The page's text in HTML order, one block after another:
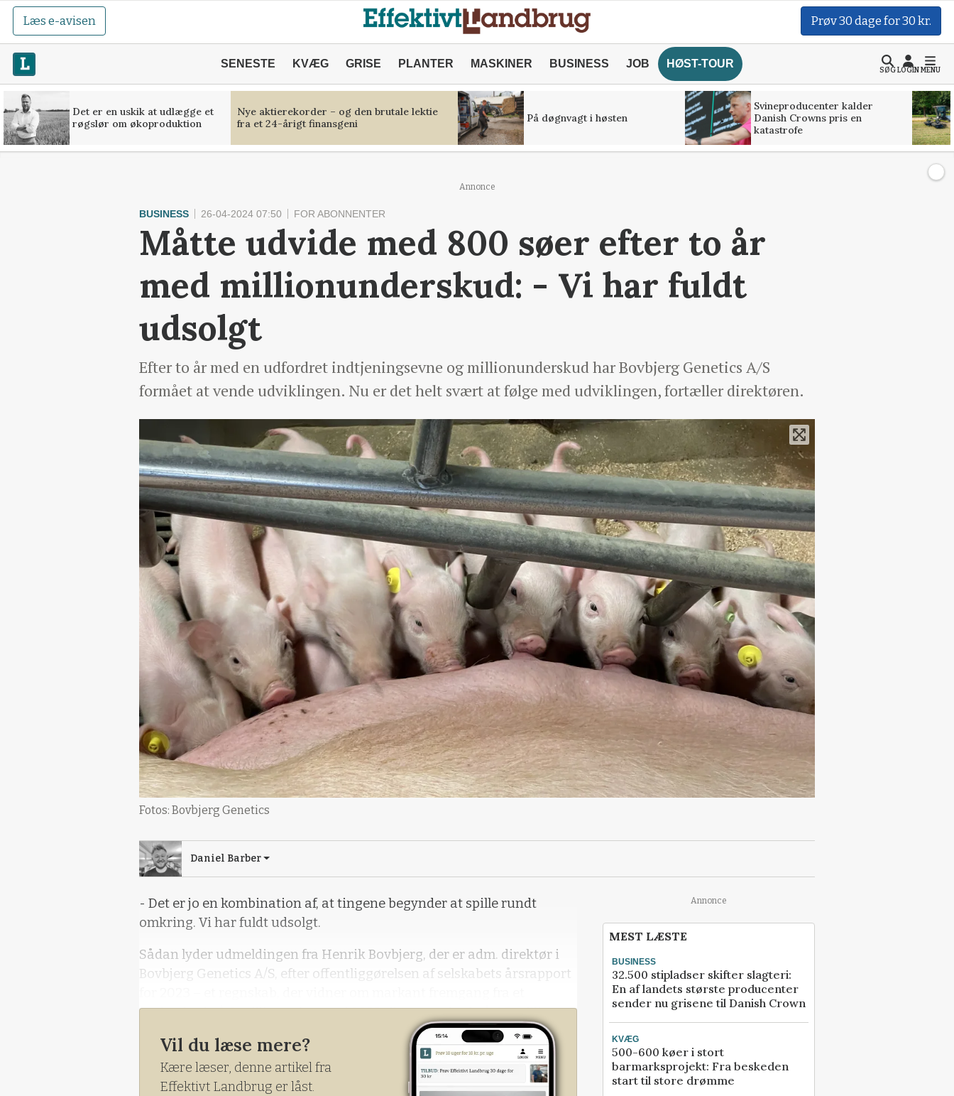
Læs e-avisen Prøv 30 dage for 30 kr.
SENESTE KVÆG GRISE PLANTER MASKINER BUSINESS JOB HØST-TOUR
SØGLOGINMENU
Det er en uskik at udlægge et
røgslør om økoproduktion
Nye aktierekorder – og den brutale lektie
fra et 24-årigt finansgeni
På døgnvagt i høsten
Svineproducenter kalder
Danish Crowns pris en
katastrofe
Annonce
BUSINESS 26-04-2024 07:50 FOR ABONNENTER
Måtte udvide med 800 søer efter to år
med millionunderskud: - Vi har fuldt
udsolgt
Efter to år med en udfordret indtjeningsevne og millionunderskud har Bovbjerg Genetics A/S
formået at vende udviklingen. Nu er det helt svært at følge med udviklingen, fortæller direktøren.
Fotos: Bovbjerg Genetics
Daniel Barber
- Det er jo en kombination af, at tingene begynder at spille rundt
omkring. Vi har fuldt udsolgt.
Sådan lyder udmeldingen fra Henrik Bovbjerg, der er adm. direktør i
Bovbjerg Genetics A/S, efter offentliggørelsen af selskabets årsrapport
underskud på 3 millioner kroner i 2022 til et overskud på 6,7 millioner
Vil du læse mere?
Kære læser, denne artikel fra
Effektivt Landbrug er låst.
Annonce
MEST LÆSTE
BUSINESS
32.500 stipladser skifter slagteri:
En af landets største producenter
sender nu grisene til Danish Crown
KVÆG
500-600 køer i stort
barmarksprojekt: Fra beskeden
start til store drømme